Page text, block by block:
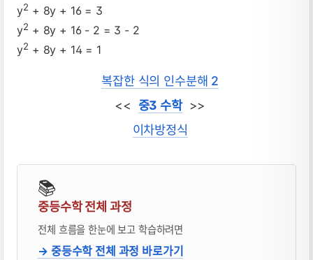
y2 + 8y + 16 = 3
y2 + 8y + 16 - 2 = 3 - 2
y2 + 8y + 14 = 1
복잡한 식의 인수분해 2
<< 중3 수학>>
이차방정식
📚
중등수학 전체 과정
전체 흐름을 한눈에 보고 학습하려면
→ 중등수학 전체 과정 바로가기